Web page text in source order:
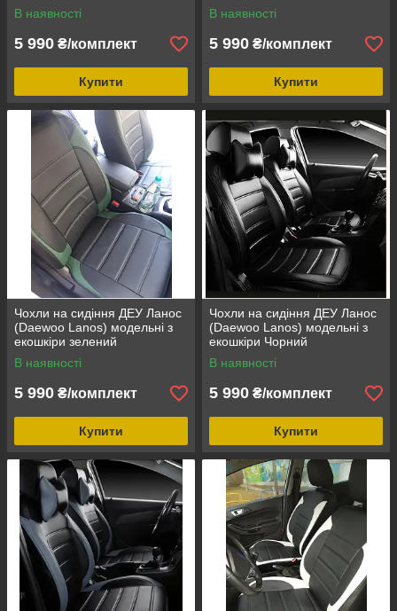
В наявності
5 990 ₴/комплект
Купити
В наявності
5 990 ₴/комплект
Купити
Чохли на сидіння ДЕУ Ланос
(Daewoo Lanos) модельні з
екошкіри зелений
В наявності
5 990 ₴/комплект
Купити
Чохли на сидіння ДЕУ Ланос
(Daewoo Lanos) модельні з
екошкіри Чорний
В наявності
5 990 ₴/комплект
Купити